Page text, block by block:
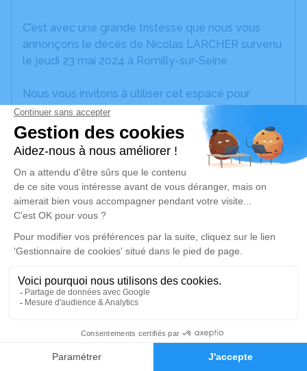
Faire-part Hommages
C’est avec une grande tristesse que nous vous
annonçons le décès de Nicolas LARCHER survenu
le jeudi 23 mai 2024 à Romilly-sur-Seine.
Nous vous invitons à utiliser cet espace pour
laisser vos condoléances, partager des photos
souvenirs, une anecdote ou exprimer vos pensées
à travers des poèmes ou des textes. Cet endroit
est un lieu d'expression dédié à honorer la
mémoire de Nicolas LARCHER.
Un service de plantation d’arbre hommage est
disponible ici
Cérémonie religieuse
Église Saint Julien l'Hospitalier de Plancy-
l'Abbaye